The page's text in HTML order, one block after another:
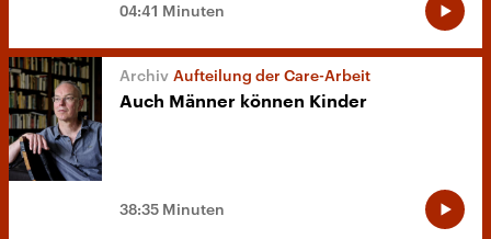
04:41 Minuten
Aufteilung der Care-Arbeit
Auch Männer können Kinder
38:35 Minuten